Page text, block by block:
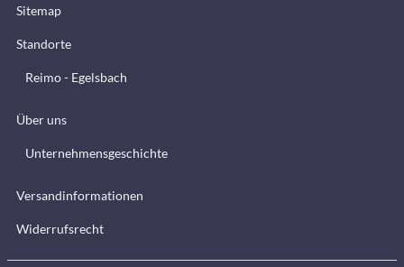
Sitemap
Standorte
Reimo - Egelsbach
Über uns
Unternehmensgeschichte
Versandinformationen
Widerrufsrecht